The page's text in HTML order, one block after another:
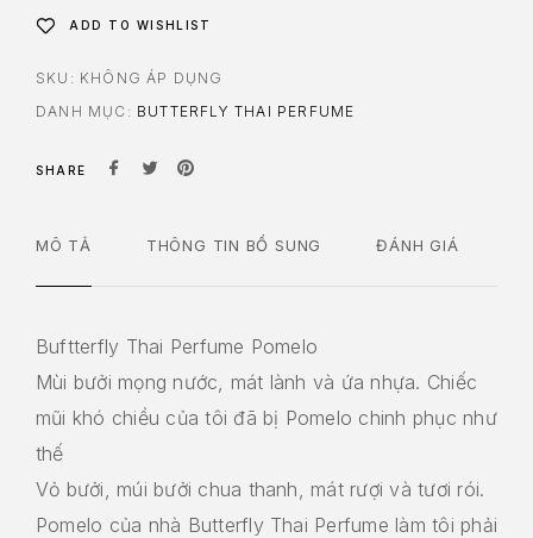
ADD TO WISHLIST
SKU: KHÔNG ÁP DỤNG
DANH MỤC: BUTTERFLY THAI PERFUME
SHARE
MÔ TẢ THÔNG TIN BỔ SUNG ĐÁNH GIÁ
Buftterfly Thai Perfume Pomelo
Mùi bưởi mọng nước, mát lành và ứa nhựa. Chiếc
mũi khó chiều của tôi đã bị Pomelo chinh phục như
thế
Vỏ bưởi, múi bưởi chua thanh, mát rượi và tươi rói.
Pomelo của nhà Butterfly Thai Perfume làm tôi phải